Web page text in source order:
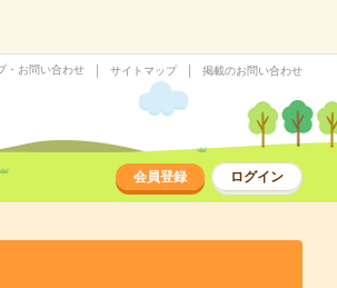
・お問い合わせ サイトマップ 掲載のお問い合わせ
会員登録 ログイン